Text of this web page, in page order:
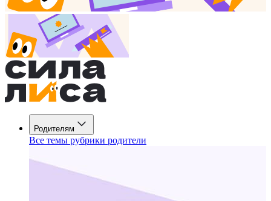
Родителям
Все темы рубрики родители